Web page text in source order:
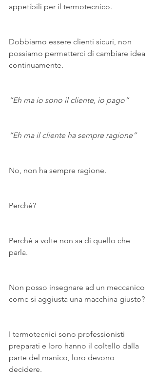
appetibili per il termotecnico.
Dobbiamo essere clienti sicuri, non
possiamo permetterci di cambiare idea
continuamente.
“Eh ma io sono il cliente, io pago”
“Eh ma il cliente ha sempre ragione”
No, non ha sempre ragione.
Perché?
Perché a volte non sa di quello che
parla.
Non posso insegnare ad un meccanico
come si aggiusta una macchina giusto?
I termotecnici sono professionisti
preparati e loro hanno il coltello dalla
parte del manico, loro devono
decidere.